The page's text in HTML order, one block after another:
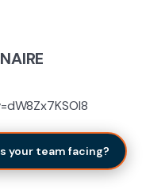
your team facing?